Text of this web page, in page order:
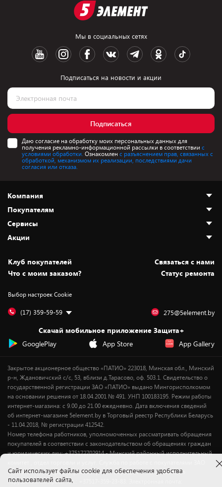
Мы в социальных сетях
Подписаться на новости и акции
Подписаться
Даю согласие на обработку моих персональных данных для
получения рекламно-информационной рассылки в соответствии с
условиями обработки. Ознакомлен с разъяснением прав, связанных с
обработкой, механизмом их реализации, последствиями дачи
согласия или отказа.
Компания
О нас
Адреса магазинов
Новости
Статьи и обзоры
Вакансии
Дай пять добру!
Покупателям
Как сделать заказ
Оплата и доставка
Безналичный расчёт
Обмен и возврат товара
Обработка персональных данных
Подарочные карты
Сервисы
Установка техники
Для игровых консолей
Для мобильных устройств
Для компьютеров
Сервисные центры
Акции
Скидки и промокоды
Белорусские товары
Бонусы
Оплата частями
Уценка
Клуб покупателей
Cвязаться с нами
Что с моим заказом?
Статус ремонта
Выбор настроек Cookie
(17) 359-59-59 275@5element.by
Скачай мобильное приложение Защита+
GooglePlay
App Store App Gallery
Закрытое акционерное общество «ПАТИО» 223018, Минская обл., Минский
р-н, Ждановичский с/с, 53, вблизи д.Тарасово, оф. 503.1. Свидетельство о
государственной регистрации ЗАО «ПАТИО» выдано Мингорисполкомом
на основании решения от 18.04.2001 № 491. УНП 100183195. Режим работы
интернет-магазина: с 9.00 до 21.00 ежедневно. Дата включения сведений
об интернет-магазине 5element.by в Торговый реестр Республики Беларусь
- 11.04.2018, № регистрации 412542.
Номер телефона работников, уполномоченных рассматривать обращения
покупателей в соответствии с законодательством об обращениях граждан
и юридических лиц: +375172702914 - Минский районный исполнительный
«ПАТИО» (по вопросам рассмотрения обращения покупателей о
нарушении их прав): Тел.: +37517-359-23-83. Электронная почта:
Cайт использует файлы cookie для обеспечения удобства
пользователей сайта,